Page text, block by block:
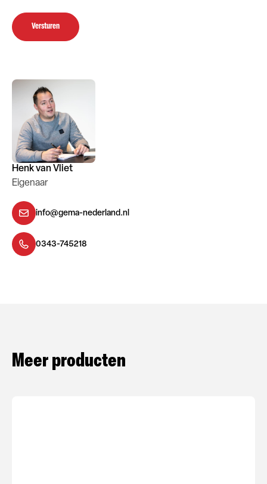
Henk van Vliet
Eigenaar
info@gema-nederland.nl
0343-745218
Versturen
Meer producten